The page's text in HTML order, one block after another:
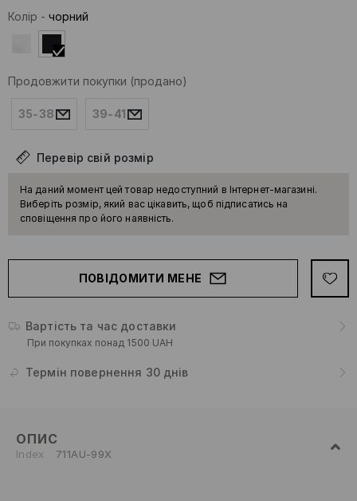
Колір - чорний
Продовжити покупки (продано)
35-38 39-41
Перевір свій розмір
На даний момент цей товар недоступний в Інтернет-магазині.
Виберіть розмір, який вас цікавить, щоб підписатись на
сповіщення про його наявність.
ПОВІДОМИТИ МЕНЕ
Вартість та час доставки
При покупках понад 1500 UAH
Термін повернення 30 днів
ОПИС
Index 711AU-99X